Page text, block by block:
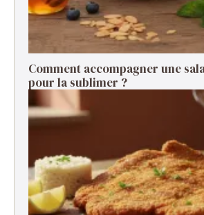
Comment accompagner une
pour la sublimer ?